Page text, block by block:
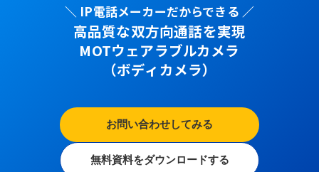
＼ IP電話メーカーだからできる ／
高品質な双方向通話を実現
MOTウェアラブルカメラ
（ボディカメラ）
お問い合わせしてみる
無料資料をダウンロードする